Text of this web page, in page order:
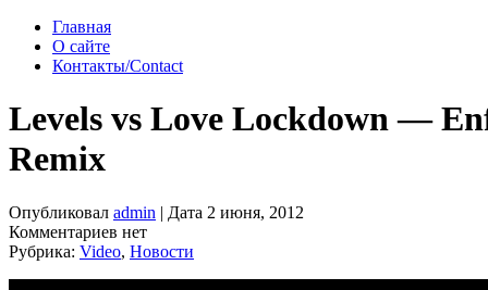
Главная
О сайте
Контакты/Contact
Levels vs Love Lockdown —
Remix
Опубликовал admin | Дата 2 июня, 2012
Комментариев нет
Рубрика: Video, Новости